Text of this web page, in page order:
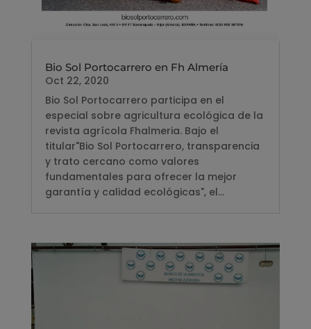
Bio Sol Portocarrero en Fh Almería
Oct 22, 2020
Bio Sol Portocarrero participa en el
especial sobre agricultura ecológica de la
revista agrícola Fhalmeria. Bajo el
titular"Bio Sol Portocarrero, transparencia
y trato cercano como valores
fundamentales para ofrecer la mejor
garantía y calidad ecológicas", el...